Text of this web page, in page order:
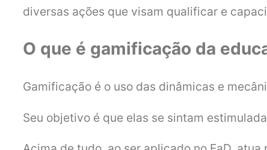
diversas ações que visam qualificar e
O que é gamificação da
Gamificação é o uso das dinâmicas e
Seu objetivo é que elas se sintam